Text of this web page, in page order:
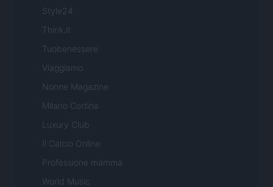
Style24
Think.it
Tuobenessere
Viaggiamo
Nonne Magazine
Milano Cortina
Luxury Club
Il Calcio Online
Professione mamma
World Music